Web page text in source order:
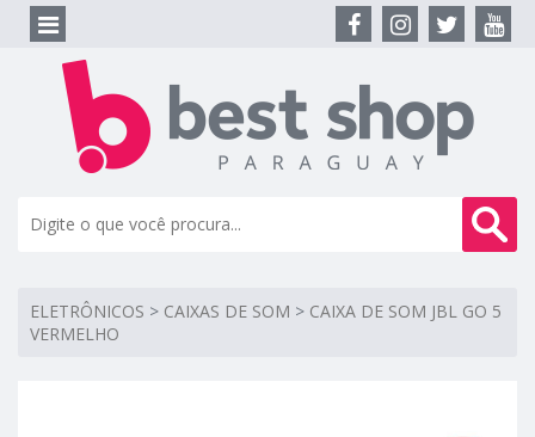
ELETRÔNICOS > CAIXAS DE SOM > CAIXA DE SOM JBL GO 5
VERMELHO